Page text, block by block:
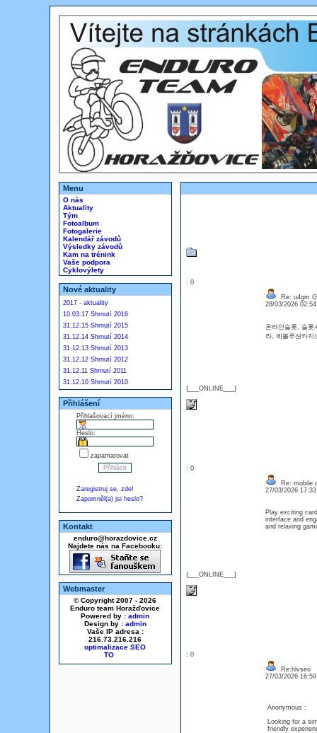
Menu
O nás
Aktuality
Tým
Fotoalbum
Fotogalerie
Kalendář závodů
Výsledky závodů
Kam na trénink
Vaše podpora
Cyklovýlety
Nové aktuality
2017 - aktuality
10.03.17 Shrnutí 2016
31.12.15 Shrnutí 2015
31.12.14 Shrnutí 2014
31.12.13 Shrnutí 2013
31.12.12 Shrnutí 2012
31.12.11 Shrnutí 2011
31.12.10 Shrnutí 2010
Přihlášení
Přihlašovací jméno:
Heslo:
zapamatovat
Zaregistruj se, zde!
Zapomněl(a) jsi heslo?
Kontakt
enduro@horazdovice.cz
Najdete nás na Facebooku:
Webmaster
© Copyright 2007 - 2026
Enduro team Horažďovice
Powered by : admin
Design by : admin
Vaše IP adresa :
216.73.216.216
optimalizace SEO
: 0
{___ONLINE___}
Re: u4gm
28/03/2026
온라인슬롯, 슬롯
라, 에볼루션카지
: 0
{___ONLINE___}
Re: mobile
27/03/2026
Play exciting
interface and
and relaxing
: 0
Re:hlvseo
27/03/2026
Anonymous :
Looking for a
friendly